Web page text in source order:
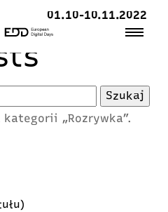
01.10-10.11.2022
„Rozrywka”.